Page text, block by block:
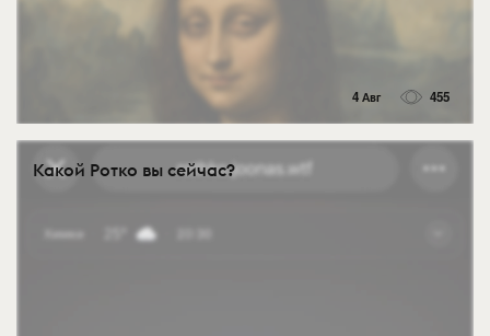
4 Авг 455
Какой Ротко вы сейчас?